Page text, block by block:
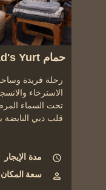
مدة الإيجار
سعة المكان
رحلة فريدة
الاسترخاء
تحت السماء
قلب دبي النابضة
حمام Nomad's Yurt